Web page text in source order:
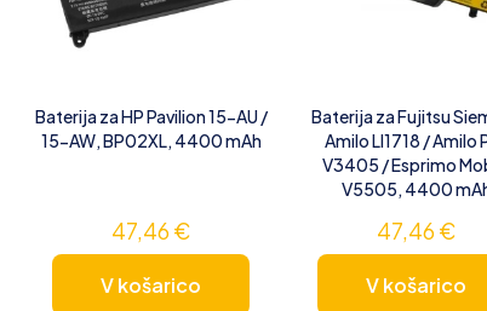
Baterija za HP Pavilion 15-AU /
15-AW, BP02XL, 4400 mAh
47,46€
V košarico
Baterija za Fujitsu
Amilo LI1718 / Amilo
V3405 / Esprimo
V5505, 4400
47,46€
V košarico